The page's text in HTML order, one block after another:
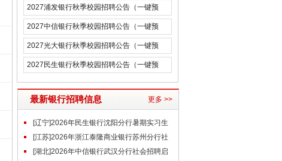
约）
2027浦发银行秋季校园招聘公告（一键预
约）
2027中信银行秋季校园招聘公告（一键预
约）
2027光大银行秋季校园招聘公告（一键预
约）
2027民生银行秋季校园招聘公告（一键预
最新银行招聘信息 更多 >>
[辽宁]2026年民生银行沈阳分行暑期实习生
招聘公告
[江苏]2026年浙江泰隆商业银行苏州分行社
会招聘启事（6.17）
[湖北]2026年中信银行武汉分行社会招聘启